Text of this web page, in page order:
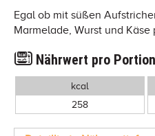
Egal ob mit süßen
Marmelade, Wurst und Käse
Nährwert pro Portion
kcal
258